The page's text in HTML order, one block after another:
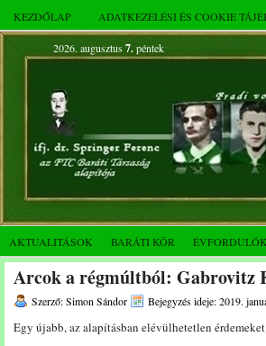
KEZDŐLAP ADATKEZELÉSI ÉS COOKIE
2026. augusztus 7.péntek
AKTUALITÁSOK BARÁTI KÖR ÉVFORDULÓK
Arcok a régmúltból: Gabrovitz
Szerző: Simon Sándor Bejegyzés ideje: 2019.
Egy újabb, az alapításban elévülhetetlen